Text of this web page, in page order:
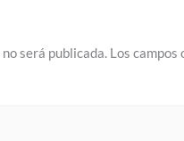
será publicada. Los